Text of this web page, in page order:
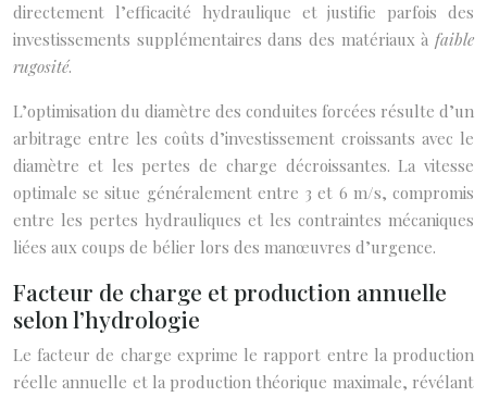
directement l’efficacité hydraulique et justifie parfois des
investissements supplémentaires dans des matériaux à faible
rugosité.
L’optimisation du diamètre des conduites forcées résulte d’un
arbitrage entre les coûts d’investissement croissants avec le
diamètre et les pertes de charge décroissantes. La vitesse
optimale se situe généralement entre 3 et 6 m/s, compromis
entre les pertes hydrauliques et les contraintes mécaniques
liées aux coups de bélier lors des manœuvres d’urgence.
Facteur de charge et production annuelle
selon l’hydrologie
Le facteur de charge exprime le rapport entre la production
réelle annuelle et la production théorique maximale, révélant